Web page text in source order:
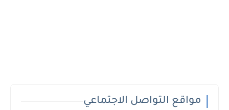
مواقع التواصل الاجتماعي